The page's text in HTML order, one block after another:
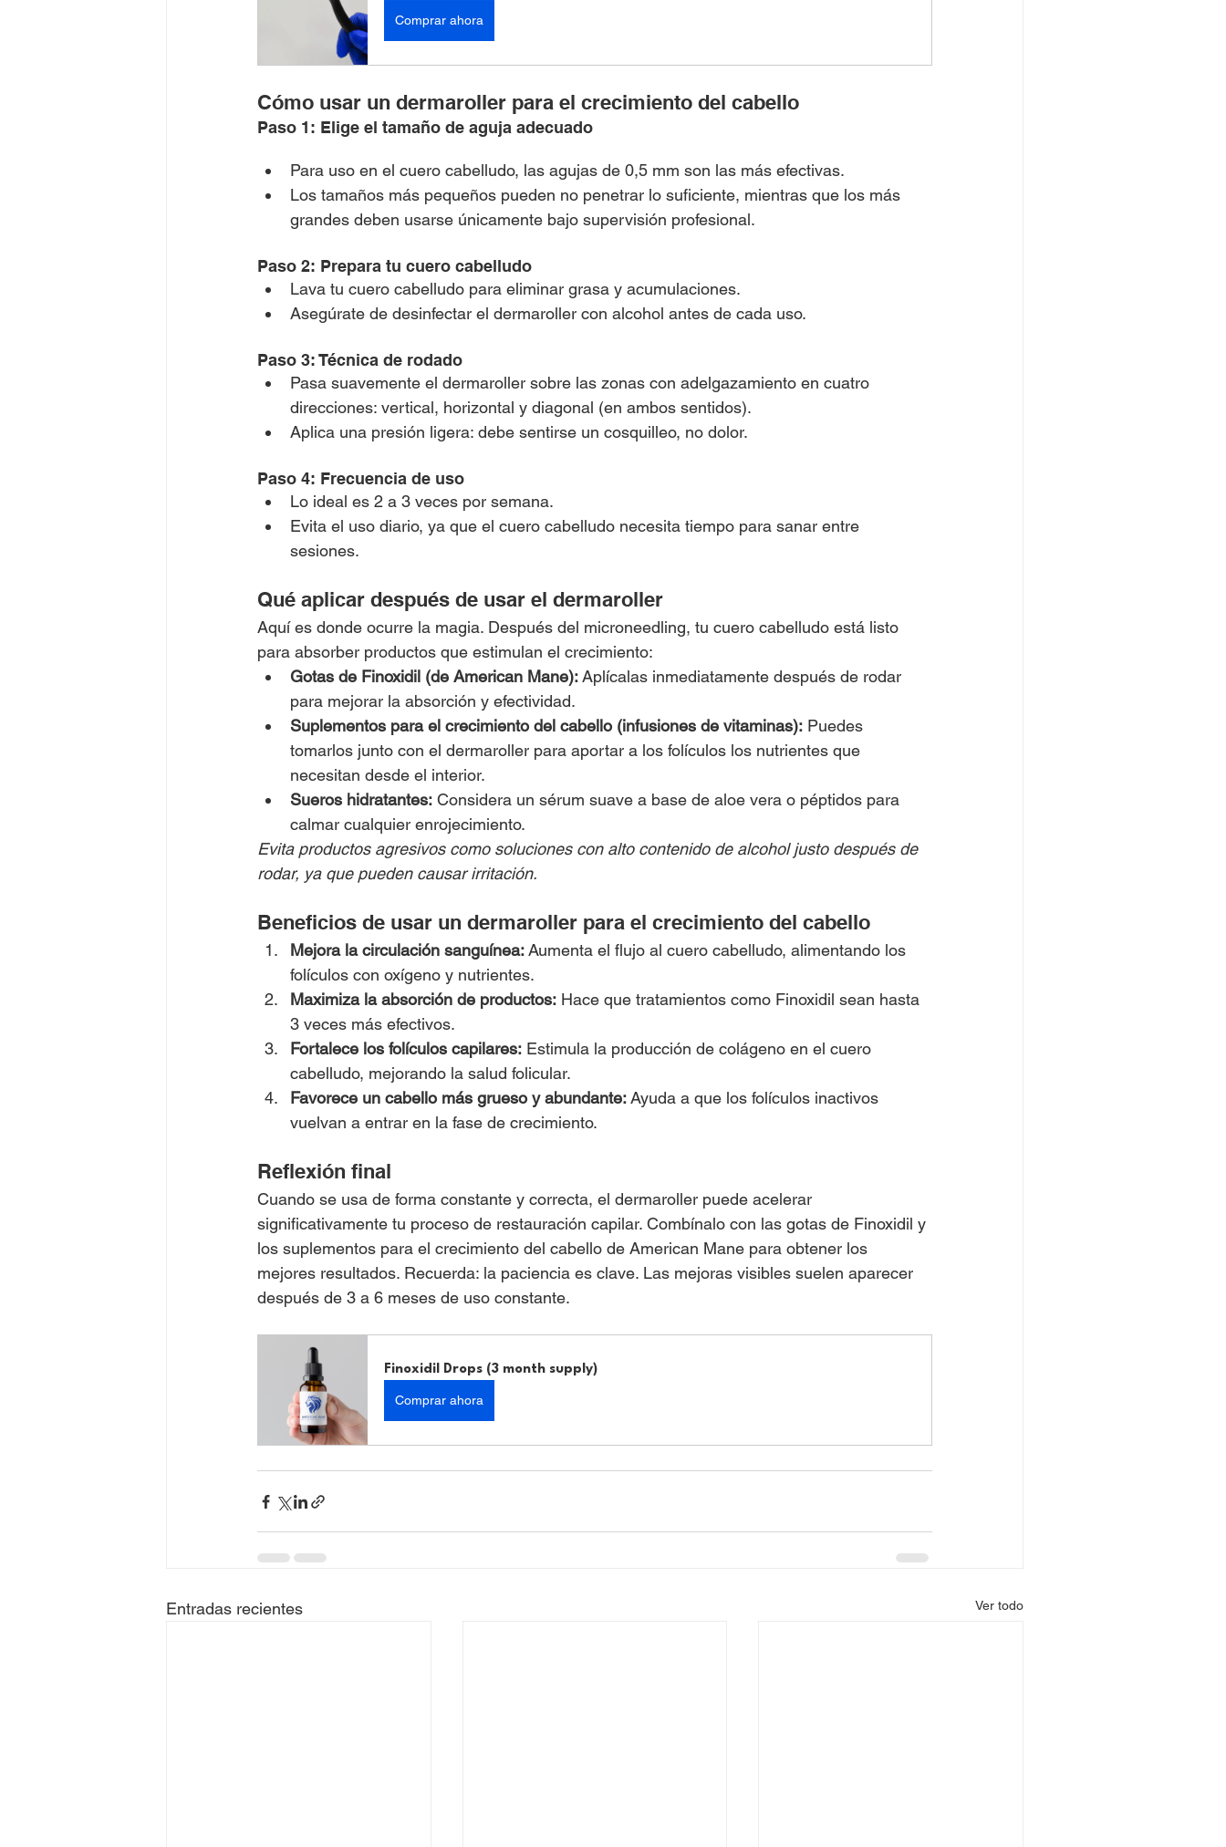
Comprar ahora
Cómo usar un dermaroller para el crecimiento del cabello
Paso 1: Elige el tamaño de aguja adecuado
Para uso en el cuero cabelludo, las agujas de 0,5 mm son las más efectivas.
Los tamaños más pequeños pueden no penetrar lo suficiente, mientras que los más
grandes deben usarse únicamente bajo supervisión profesional.
Paso 2: Prepara tu cuero cabelludo
Lava tu cuero cabelludo para eliminar grasa y acumulaciones.
Asegúrate de desinfectar el dermaroller con alcohol antes de cada uso.
Paso 3: Técnica de rodado
Pasa suavemente el dermaroller sobre las zonas con adelgazamiento en cuatro
direcciones: vertical, horizontal y diagonal (en ambos sentidos).
Aplica una presión ligera: debe sentirse un cosquilleo, no dolor.
Paso 4: Frecuencia de uso
Lo ideal es 2 a 3 veces por semana.
Evita el uso diario, ya que el cuero cabelludo necesita tiempo para sanar entre
sesiones.
Qué aplicar después de usar el dermaroller
Aquí es donde ocurre la magia. Después del microneedling, tu cuero cabelludo está listo
para absorber productos que estimulan el crecimiento:
Gotas de Finoxidil (de American Mane): Aplícalas inmediatamente después de rodar
para mejorar la absorción y efectividad.
Suplementos para el crecimiento del cabello (infusiones de vitaminas): Puedes
tomarlos junto con el dermaroller para aportar a los folículos los nutrientes que
necesitan desde el interior.
Sueros hidratantes: Considera un sérum suave a base de aloe vera o péptidos para
calmar cualquier enrojecimiento.
Evita productos agresivos como soluciones con alto contenido de alcohol justo después de
rodar, ya que pueden causar irritación.
Beneficios de usar un dermaroller para el crecimiento del cabello
Mejora la circulación sanguínea: Aumenta el flujo al cuero cabelludo, alimentando los
folículos con oxígeno y nutrientes.
Maximiza la absorción de productos: Hace que tratamientos como Finoxidil sean hasta
3 veces más efectivos.
Fortalece los folículos capilares: Estimula la producción de colágeno en el cuero
cabelludo, mejorando la salud folicular.
Favorece un cabello más grueso y abundante: Ayuda a que los folículos inactivos
vuelvan a entrar en la fase de crecimiento.
Reflexión final
Cuando se usa de forma constante y correcta, el dermaroller puede acelerar
significativamente tu proceso de restauración capilar. Combínalo con las gotas de Finoxidil y
los suplementos para el crecimiento del cabello de American Mane para obtener los
mejores resultados. Recuerda: la paciencia es clave. Las mejoras visibles suelen aparecer
después de 3 a 6 meses de uso constante.
Finoxidil Drops (3 month supply)
Comprar ahora
Entradas recientes Ver todo